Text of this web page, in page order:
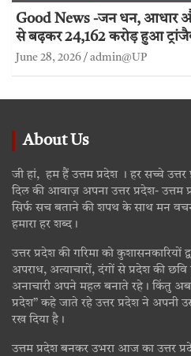
Good News -जन धन, आधार
से बढ़कर 24,162 करोड़ हुआ
June 28, 2026 admin@UP
About Us
जी हां, हम हैं उत्तम प्रदेश । हर सच्चे उत्तर
दिल की आवाज़ अपना उत्तर प्रदेश- उत्तम
सिर्फ सच बताने की शपथ के साथ मन
हमारा हर शब्द।
उत्तर प्रदेश की गरिमा को कुशासनकारियों
अपराध, अत्याचारों, दंगों से प्रदेश की
अनाचारी अपने महल बनाते रहे। किंतु
प्रदेश” कहे जाते रहे उत्तर प्रदेश ने
रख दिया है।
उत्तम प्रदेश बनकर उभरा आज का उत्तर